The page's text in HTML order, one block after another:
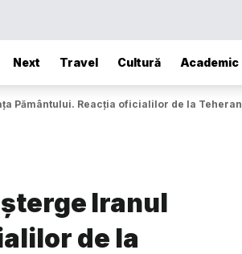
Next Travel Cultură Academic
Pământului. Reacția oficialilor de la Teheran
Iranul
de la